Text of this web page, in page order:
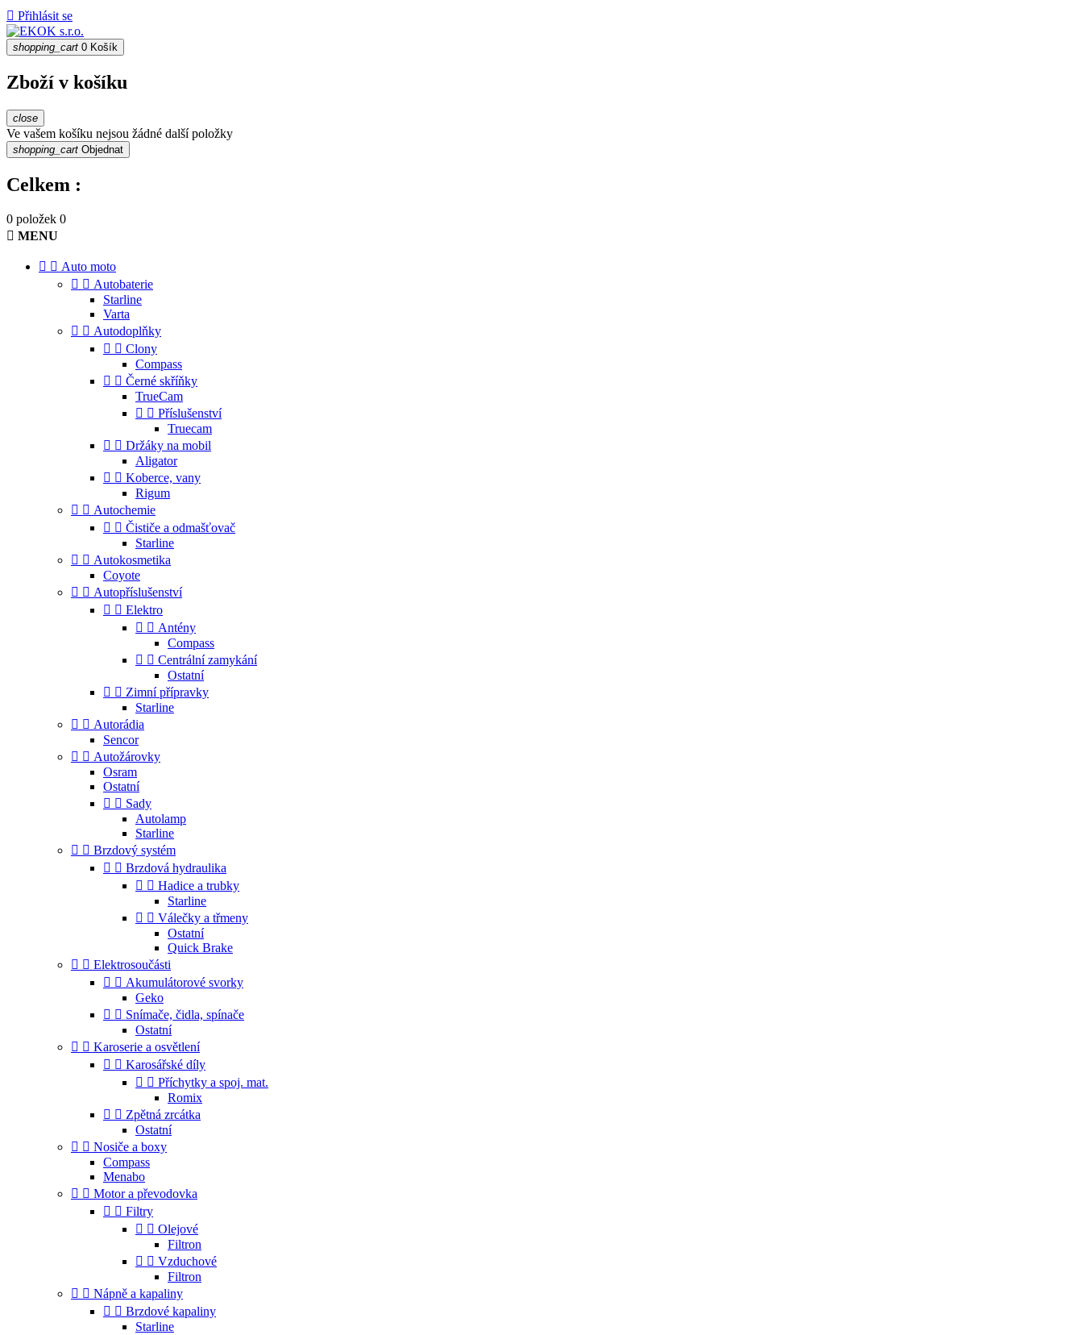
 Přihlásit se
shopping_cart 0 Košík
Zboží v košíku
close
Ve vašem košíku nejsou žádné další položky
shopping_cart Objednat
Celkem :
0 položek 0
 MENU
  Auto moto
  Autobaterie
Starline
Varta
  Autodoplňky
  Clony
Compass
  Černé skříňky
TrueCam
  Příslušenství
Truecam
  Držáky na mobil
Aligator
  Koberce, vany
Rigum
  Autochemie
  Čističe a odmašťovač
Starline
  Autokosmetika
Coyote
  Autopříslušenství
  Elektro
  Antény
Compass
  Centrální zamykání
Ostatní
  Zimní přípravky
Starline
  Autorádia
Sencor
  Autožárovky
Osram
Ostatní
  Sady
Autolamp
Starline
  Brzdový systém
  Brzdová hydraulika
  Hadice a trubky
Starline
  Válečky a třmeny
Ostatní
Quick Brake
  Elektrosoučásti
  Akumulátorové svorky
Geko
  Snímače, čidla, spínače
Ostatní
  Karoserie a osvětlení
  Karosářské díly
  Příchytky a spoj. mat.
Romix
  Zpětná zrcátka
Ostatní
  Nosiče a boxy
Compass
Menabo
  Motor a převodovka
  Filtry
  Olejové
Filtron
  Vzduchové
Filtron
  Nápně a kapaliny
  Brzdové kapaliny
Starline